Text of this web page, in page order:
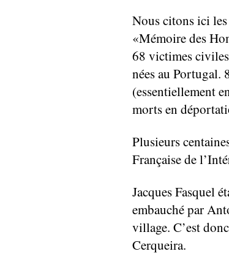
Nous citons ici
«Mémoire des
68 victimes
nées au Portugal.
(essentiellement
morts en
Plusieurs
Française de
Jacques Fasquel
embauché par
village. C’est
Cerqueira.